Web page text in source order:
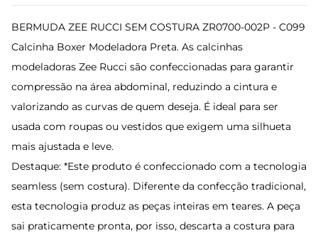
BERMUDA ZEE RUCCI SEM COSTURA ZR0700-002P - C099
Calcinha Boxer Modeladora Preta. As calcinhas
modeladoras Zee Rucci são confeccionadas para garantir
compressão na área abdominal, reduzindo a cintura e
valorizando as curvas de quem deseja. É ideal para ser
usada com roupas ou vestidos que exigem uma silhueta
mais ajustada e leve.
Destaque: *Este produto é confeccionado com a tecnologia
seamless (sem costura). Diferente da confecção tradicional,
esta tecnologia produz as peças inteiras em teares. A peça
sai praticamente pronta, por isso, descarta a costura para